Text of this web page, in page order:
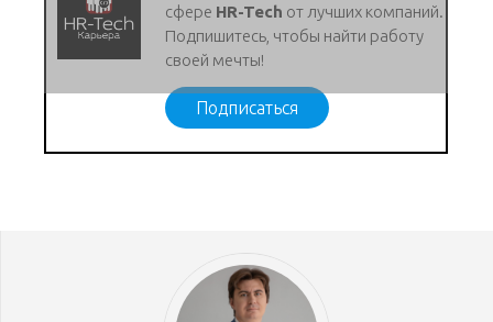
сфере HR-Tech от лучших компаний.
Подпишитесь, чтобы найти работу
своей мечты!
Подписаться